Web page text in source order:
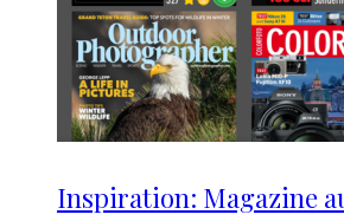
Inspiration: Magazine